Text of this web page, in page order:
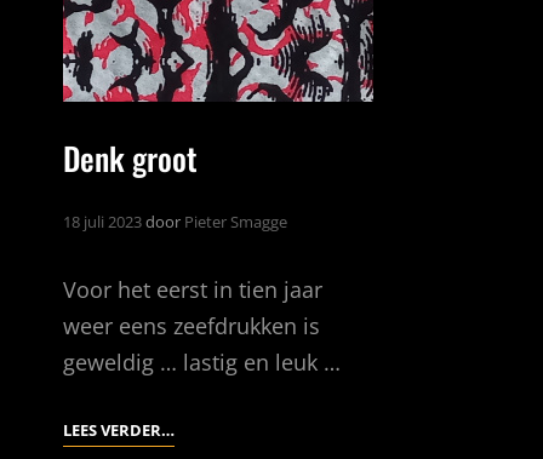
Denk groot
18 juli 2023door Pieter Smagge
Voor het eerst in tien jaar
weer eens zeefdrukken is
geweldig … lastig en leuk …
LEES VERDER…DENK